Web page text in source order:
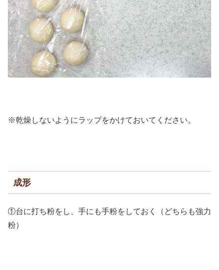
※乾燥しないようにラップをかけておいてください。
成形
①台に打ち粉をし、手にも手粉をしておく（どちらも強力
粉）